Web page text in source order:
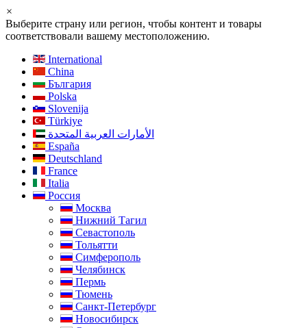
×
Выберите страну или регион, чтобы контент и товары
соответствовали вашему местоположению.
International
China
България
Polska
Slovenija
Türkiye
الأمارات العربية المتحدة
España
Deutschland
France
Italia
Россия
Москва
Нижний Тагил
Севастополь
Тольятти
Симферополь
Челябинск
Пермь
Тюмень
Санкт-Петербург
Новосибирск